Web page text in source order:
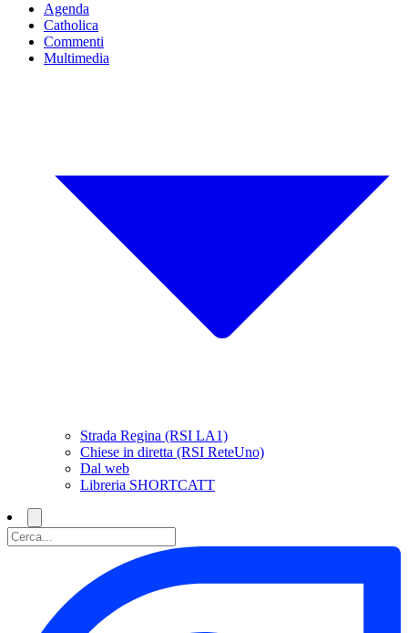
Agenda
Catholica
Commenti
Multimedia
Strada Regina (RSI LA1)
Chiese in diretta (RSI ReteUno)
Dal web
Libreria SHORTCATT